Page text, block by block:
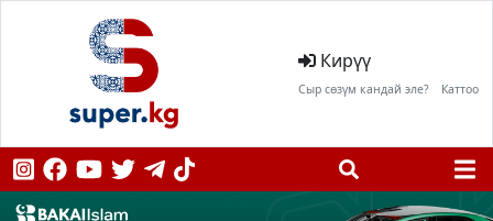
Кирүү
Сыр сөзүм кандай эле? Каттоо